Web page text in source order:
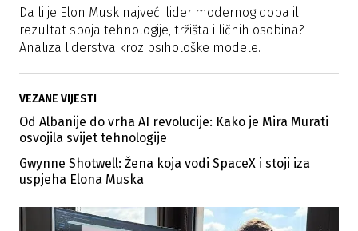
Da li je Elon Musk najveći lider modernog doba ili
rezultat spoja tehnologije, tržišta i ličnih osobina?
Analiza liderstva kroz psihološke modele.
VEZANE VIJESTI
Od Albanije do vrha AI revolucije: Kako je Mira Murati
osvojila svijet tehnologije
Gwynne Shotwell: Žena koja vodi SpaceX i stoji iza
uspjeha Elona Muska